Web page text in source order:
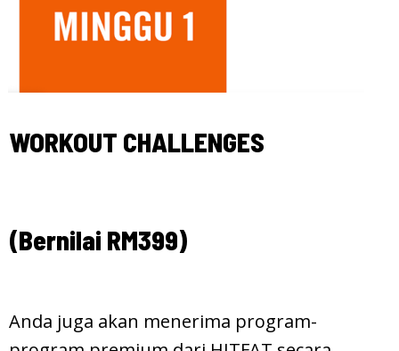
WORKOUT CHALLENGES
(Bernilai RM399)
Anda juga akan menerima program-